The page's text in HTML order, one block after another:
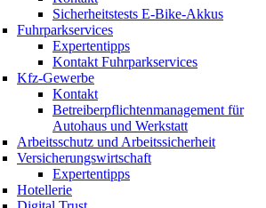
Sicherheitstests E-Bike-Akkus
Fuhrparkservices
Expertentipps
Kontakt Fuhrparkservices
Kfz-Gewerbe
Kontakt
Betreiberpflichtenmanagement für
Autohaus und Werkstatt
Arbeitsschutz und Arbeitssicherheit
Versicherungswirtschaft
Expertentipps
Hotellerie